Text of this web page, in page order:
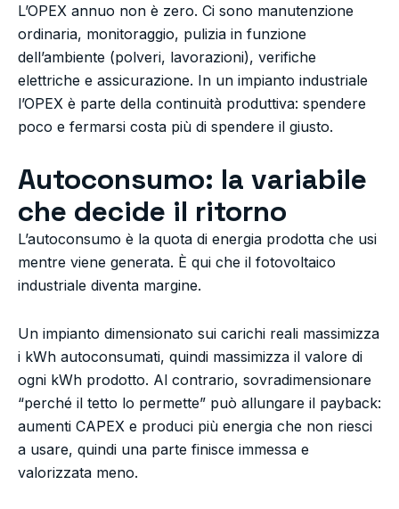
L’OPEX annuo non è zero. Ci sono manutenzione
ordinaria, monitoraggio, pulizia in funzione
dell’ambiente (polveri, lavorazioni), verifiche
elettriche e assicurazione. In un impianto industriale
l’OPEX è parte della continuità produttiva: spendere
poco e fermarsi costa più di spendere il giusto.
Autoconsumo: la variabile
che decide il ritorno
L’autoconsumo è la quota di energia prodotta che usi
mentre viene generata. È qui che il fotovoltaico
industriale diventa margine.
Un impianto dimensionato sui carichi reali massimizza
i kWh autoconsumati, quindi massimizza il valore di
ogni kWh prodotto. Al contrario, sovradimensionare
“perché il tetto lo permette” può allungare il payback:
aumenti CAPEX e produci più energia che non riesci
a usare, quindi una parte finisce immessa e
valorizzata meno.